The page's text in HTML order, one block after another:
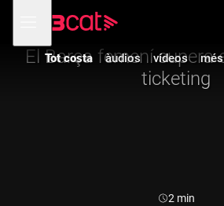
navegació
principal
menú
de
Tot costa àudios vídeos
El Barça femení supera
ticketing
Durada:
2 min